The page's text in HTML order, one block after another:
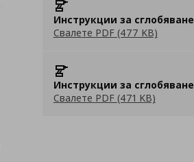
Инструкции за сглобяване
Свалете PDF (477 KB)
Инструкции за сглобяване
Свалете PDF (471 KB)